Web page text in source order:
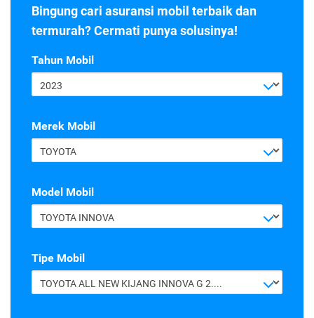
Bingung cari asuransi mobil terbaik dan
termurah? Cermati punya solusinya!
Tahun Mobil
2023
Merek Mobil
TOYOTA
Model Mobil
TOYOTA INNOVA
Tipe Mobil
TOYOTA ALL NEW KIJANG INNOVA G 2.4 A/T DIESEL